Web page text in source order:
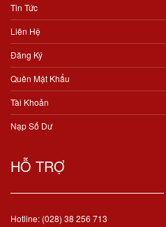
Tin Tức
Liên Hệ
Đăng Ký
Quên Mật Khẩu
Tài Khoản
Nạp Số Dư
HỖ TRỢ
Hotline: (028) 38 256 713